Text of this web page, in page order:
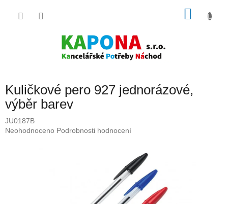
Kuličkové pero 927 jednorázové,
výběr barev
JU0187B
Průměrné
Neohodnoceno Podrobnosti hodnocení